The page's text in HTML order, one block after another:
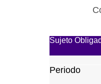
Sujeto
Periodo